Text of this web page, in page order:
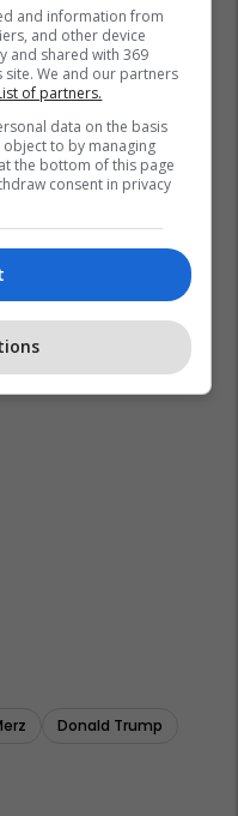
Donald Trump
and information from
and other device
and shared with 369
We and our partners
of partners.
data on the basis
to by managing
the bottom of this page
consent in privacy